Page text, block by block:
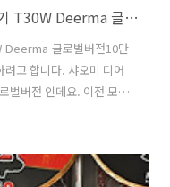
샤오미 디어마 광학 무선 진공 청소기 T30W Deerma 글로벌버전
Deerma 글로벌버전10만
고 합니다. 샤오미 디어
벌버전 인데요. 이전 모델
. 23kPa 흡입력을 가지고
상당히 높은 흡입력을 가